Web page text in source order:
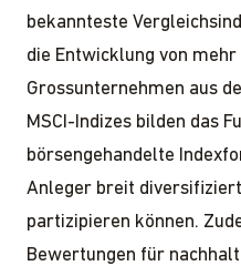
bekannteste
die Entwicklung von
Grossunternehmen aus
MSCI-Indizes bilden das
börsengehandelte
Anleger breit
partizipieren können.
Bewertungen für